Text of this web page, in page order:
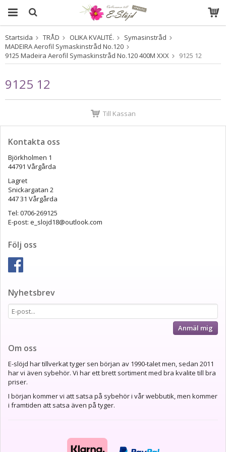
Produkten har blivit tillagd i varukorgen
Startsida TRÅD OLIKA KVALITÉ.
Symasinstråd
MADEIRA Aerofil Symaskinstråd No.120
9125 Madeira Aerofil Symaskinstråd No.120 400M XXX
9125 12
9125 12
Till Kassan
Kontakta oss
Björkholmen 1
44791 Vårgårda
Lagret
Snickargatan 2
447 31 Vårgårda
Tel: 0706-269125
E-post: e_slojd18@outlook.com
Följ oss
Nyhetsbrev
Anmäl mig
Om oss
E-slöjd har tillverkat tyger sen början av 1990-talet men, sedan 2011
har vi även sybehör. Vi har ett brett sortiment med bra kvalite till bra
priser.
I början kommer vi att satsa på sybehör i vår webbutik, men kommer
i framtiden att satsa även på tyger.